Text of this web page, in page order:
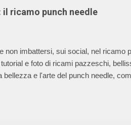
dalla più semplice lavorazione a
complessità esecutiva, maggiormente
nella realizzazione di opere di
ricamo punch needle
non imbattersi, sui social, nel
e foto di ricami pazzeschi,
e l'arte del punch needle,
sperimentando le possibilità del